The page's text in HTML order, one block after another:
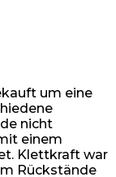
um eine
nicht
einem
Klettkraft war
Rückstände